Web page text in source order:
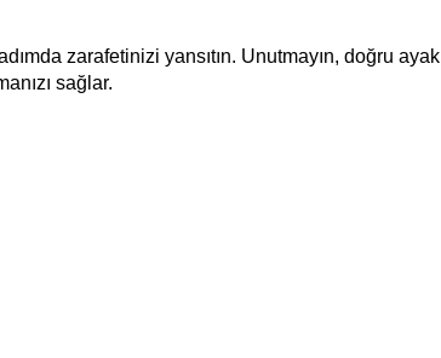
zarafetinizi yansıtın. Unutmayın, doğru
sağlar.